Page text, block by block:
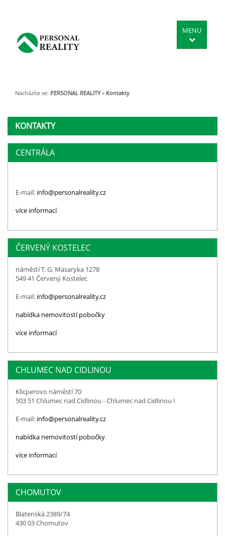
MENU
Nacházíte se: PERSONAL REALITY » Kontakty
KONTAKTY
CENTRÁLA
E-mail: info@personalreality.cz
více informací
ČERVENÝ KOSTELEC
náměstí T. G. Masaryka 1278
549 41 Červený Kostelec
E-mail: info@personalreality.cz
nabídka nemovitostí pobočky
více informací
CHLUMEC NAD CIDLINOU
Klicperovo náměstí 70
503 51 Chlumec nad Cidlinou - Chlumec nad Cidlinou I
E-mail: info@personalreality.cz
nabídka nemovitostí pobočky
více informací
CHOMUTOV
Blatenská 2389/74
430 03 Chomutov